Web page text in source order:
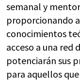
semanal y
proporcionando
conocimientos
acceso a una red
potenciarán sus
para aquellos